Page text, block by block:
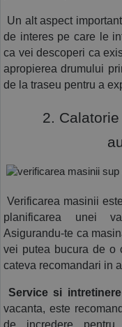
Un alt aspect
de interes pe care le
ca vei descoperi ca
apropierea drumului
de la traseu pentru a
2.
Verificarea masinii
planificarea unei
Asigurandu-te ca
vei putea bucura de o
cateva recomandari in
Service si
vacanta, este
de incredere